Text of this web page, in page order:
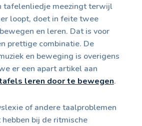
tafelenliedje meezingt terwijl
loopt, doet in feite twee
en leren. Dat is voor
prettige combinatie. De
en beweging is overigens
er een apart artikel aan
leren door te bewegen.
of andere taalproblemen
hebben bij de ritmische